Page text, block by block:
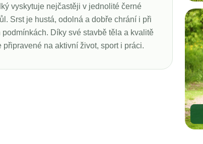
vyskytuje nejčastěji v jednolité černé
Srst je hustá, odolná a dobře chrání i při
Díky své stavbě těla a kvalitě
připravené na aktivní život, sport i práci.